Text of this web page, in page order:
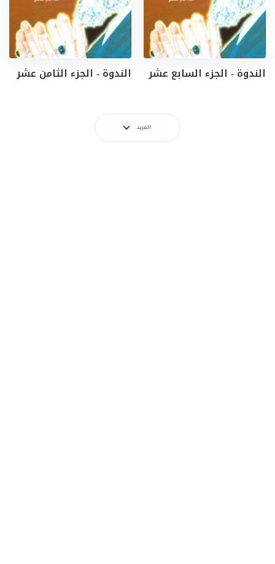
الندوة - الجزء السابع عشر الندوة - الجزء الثامن عشر
المزيد